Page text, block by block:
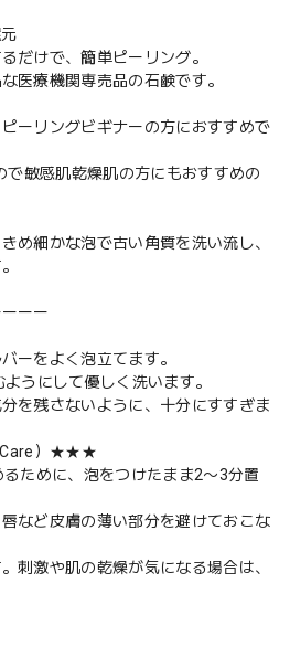
だけで、簡単ピーリング。
医療機関専売品の石鹸です。
ーリングビギナーの方におすすめで
で敏感肌乾燥肌の方にもおすすめの
め細かな泡で古い角質を洗い流し、
ーー
ーをよく泡立てます。
うにして優しく洗います。
を残さないように、十分にすすぎま
Care）★★★
ために、泡をつけたまま2〜3分置
など皮膚の薄い部分を避けておこな
刺激や肌の乾燥が気になる場合は、